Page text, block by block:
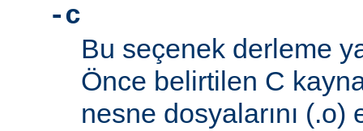
-c
Bu seçenek derleme
Önce belirtilen C
nesne dosyalarını